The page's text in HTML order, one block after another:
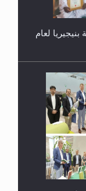
مدينة